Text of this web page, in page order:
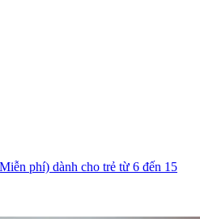
phí) dành cho trẻ từ 6 đến 15